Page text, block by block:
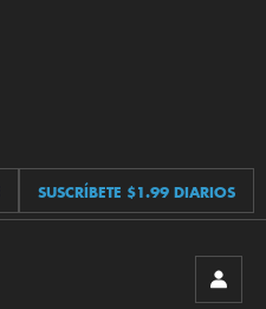
SUSCRÍBETE $1.99 DIARIOS